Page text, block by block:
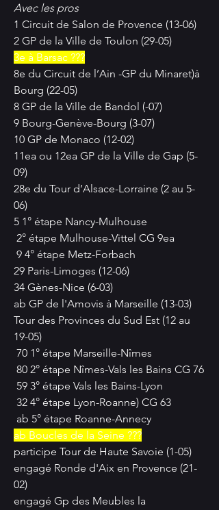
Avec les pros
1 Circuit de Salon de Provence (13-06)
2 GP de la Ville de Toulon (29-05)
3e à Barsac ???
8e du Circuit de l’Ain -GP du Minaret)à
Bourg (22-05)
8 GP de la Ville de Bandol (-07)
9 Bourg-Genève-Bourg (3-07)
10 GP de Monaco (12-02)
11ea ou 12ea GP de la Ville de Gap (5-
09)
28e du Tour d’Alsace-Lorraine (2 au 5-
06)
5 1° étape Nancy-Mulhouse
2° étape Mulhouse-Vittel CG 9ea
9 4° étape Metz-Forbach
29 Paris-Limoges (12-06)
34 Gènes-Nice (6-03)
ab GP de l'Amovis à Marseille (13-03)
Tour des Provinces du Sud Est (12 au
19-05)
70 1° étape Marseille-Nîmes
80 2° étape Nîmes-Vals les Bains CG 76
59 3° étape Vals les Bains-Lyon
32 4° étape Lyon-Roanne) CG 63
ab 5° étape Roanne-Annecy
ab Boucles de la Seine ???
participe Tour de Haute Savoie (1-05)
engagé Ronde d'Aix en Provence (21-
02)
engagé Gp des Meubles la